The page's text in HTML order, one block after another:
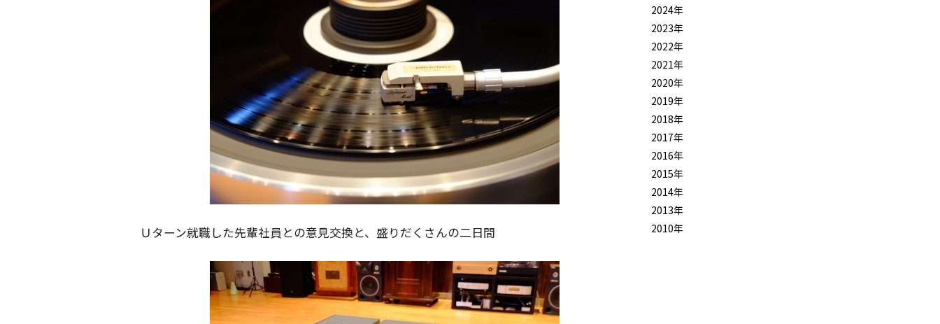
Ｕターン就職した先輩社員との意見交換と、盛りだくさんの二日間
2024年
2023年
2022年
2021年
2020年
2019年
2018年
2017年
2016年
2015年
2014年
2013年
2010年